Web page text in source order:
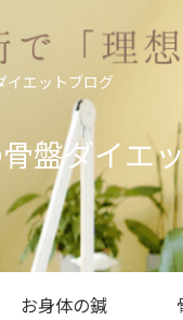
イエットブログ
盤ダイエ
お身体の鍼